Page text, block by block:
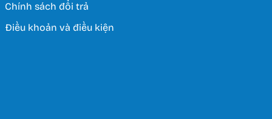
Chính sách đổi trả
Điều khoản và điều kiện